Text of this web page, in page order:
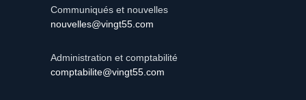
Communiqués et nouvelles
nouvelles@vingt55.com
Administration et comptabilité
comptabilite@vingt55.com